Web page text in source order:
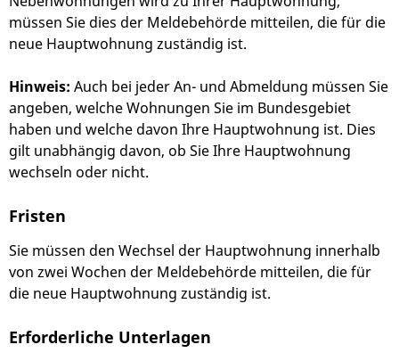
müssen Sie dies der Meldebehörde mitteilen, die für die
neue Hauptwohnung zuständig ist.
Hinweis: Auch bei jeder An- und Abmeldung müssen Sie
angeben, welche Wohnungen Sie im Bundesgebiet
haben und welche davon Ihre Hauptwohnung ist. Dies
gilt unabhängig davon, ob Sie Ihre Hauptwohnung
wechseln oder nicht.
Fristen
Sie müssen den Wechsel der Hauptwohnung innerhalb
von zwei Wochen der Meldebehörde mitteilen, die für
die neue Hauptwohnung zuständig ist.
Erforderliche Unterlagen